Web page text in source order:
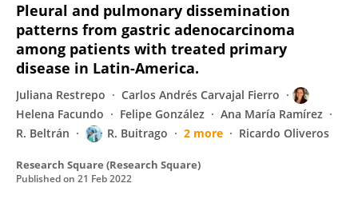
Pleural and pulmonary dissemination
patterns from gastric adenocarcinoma
among patients with treated primary
disease in Latin-America.
Juliana Restrepo
Carlos Andrés Carvajal Fierro
Helena Facundo
Felipe González
Ana María Ramírez
R. Beltrán
R. Buitrago 2 more Ricardo Oliveros
Research Square (Research Square)
Published on 21 Feb 2022